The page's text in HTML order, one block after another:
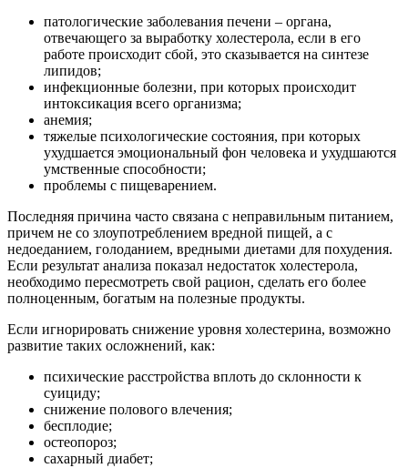
патологические заболевания печени – органа,
отвечающего за выработку холестерола, если в его
работе происходит сбой, это сказывается на синтезе
липидов;
инфекционные болезни, при которых происходит
интоксикация всего организма;
анемия;
тяжелые психологические состояния, при которых
ухудшается эмоциональный фон человека и ухудшаются
умственные способности;
проблемы с пищеварением.
Последняя причина часто связана с неправильным питанием,
причем не со злоупотреблением вредной пищей, а с
недоеданием, голоданием, вредными диетами для похудения.
Если результат анализа показал недостаток холестерола,
необходимо пересмотреть свой рацион, сделать его более
полноценным, богатым на полезные продукты.
Если игнорировать снижение уровня холестерина, возможно
развитие таких осложнений, как:
психические расстройства вплоть до склонности к
суициду;
снижение полового влечения;
бесплодие;
остеопороз;
сахарный диабет;